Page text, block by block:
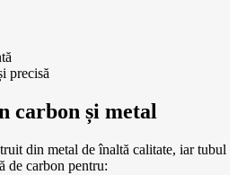
precisă
carbon și metal
din metal de înaltă calitate, iar tubul
de carbon pentru: